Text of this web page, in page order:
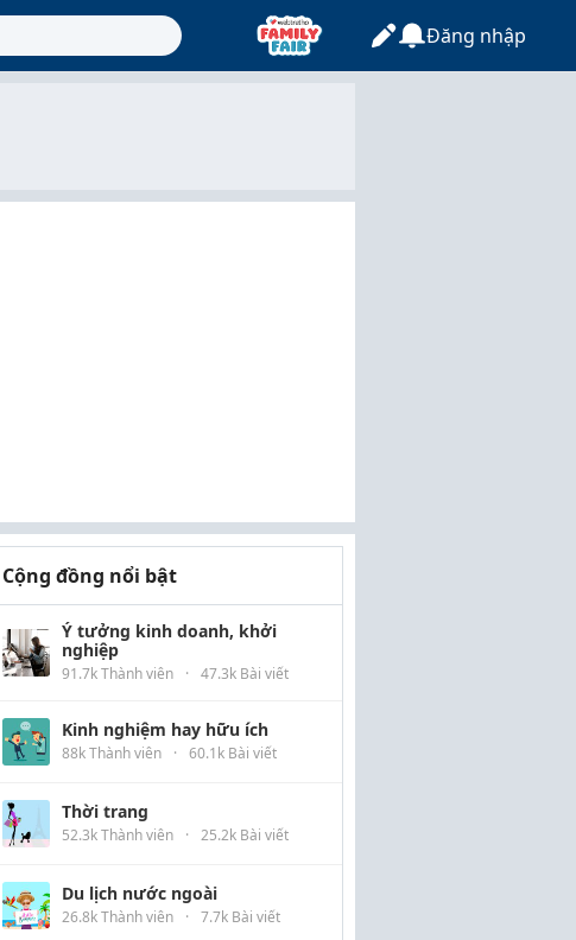
Đăng nhập
Cộng đồng nổi bật
Ý tưởng kinh doanh, khởi
nghiệp
91.7k Thành viên · 47.3k Bài viết
Kinh nghiệm hay hữu ích
88k Thành viên · 60.1k Bài viết
Thời trang
52.3k Thành viên · 25.2k Bài viết
Du lịch nước ngoài
26.8k Thành viên · 7.7k Bài viết